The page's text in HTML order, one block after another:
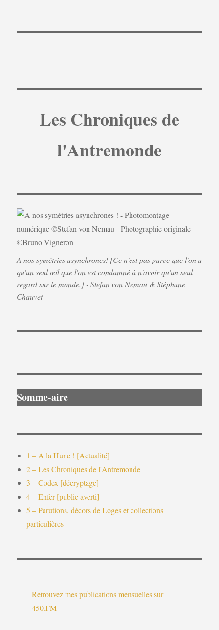
Les Chroniques de
l'Antremonde
A nos symétries asynchrones! [Ce n'est pas parce que l'on a
qu'un seul œil que l'on est condamné à n'avoir qu'un seul
regard sur le monde.] - Stefan von Nemau & Stéphane
Chauvet
Somme-aire
1 – A la Hune ! [Actualité]
2 – Les Chroniques de l'Antremonde
3 – Codex [décryptage]
4 – Enfer [public averti]
5 – Parutions, décors de Loges et collections
particulières
Retrouvez mes publications mensuelles sur
450.FM